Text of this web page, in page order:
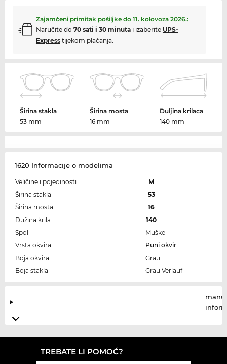
Zajamčeni primitak pošiljke do 11. kolovoza 2026.:
Naručite do 70 sati i 30 minutai izaberite UPS-
Expresstijekom plaćanja.
Širina stakla
53 mm
Širina mosta
16 mm
Duljina krilaca
140 mm
1620 Informacije o modelima
Veličine i pojedinosti
M
Širina stakla
53
Širina mosta
16
Dužina krila
140
Spol
Muške
Vrsta okvira
Puni okvir
Boja okvira
Grau
Boja stakla
Grau Verlauf
TREBATE LI POMOĆ?